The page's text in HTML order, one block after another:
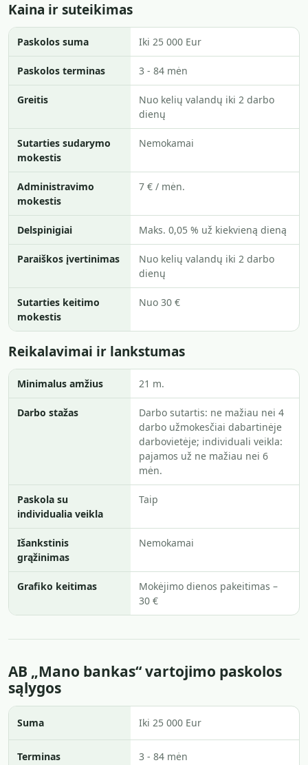
Kaina ir suteikimas
Paskolos suma Iki 25 000 Eur
Paskolos terminas 3 - 84 mėn
Greitis
Nuo kelių valandų iki 2 darbo
dienų
Sutarties sudarymo
mokestis
Nemokamai
Administravimo
mokestis
7 € / mėn.
Delspinigiai Maks. 0,05 % už kiekvieną dieną
Paraiškos įvertinimas
Nuo kelių valandų iki 2 darbo
dienų
Sutarties keitimo
mokestis
Nuo 30 €
Reikalavimai ir lankstumas
Minimalus amžius 21 m.
Darbo stažas
Darbo sutartis: ne mažiau nei 4
darbo užmokesčiai dabartinėje
darbovietėje; individuali veikla:
pajamos už ne mažiau nei 6
mėn.
Paskola su
individualia veikla
Taip
Išankstinis
grąžinimas
Nemokamai
Grafiko keitimas
Mokėjimo dienos pakeitimas –
30 €
AB „Mano bankas“ vartojimo paskolos
sąlygos
Suma Iki 25 000 Eur
Terminas 3 - 84 mėn